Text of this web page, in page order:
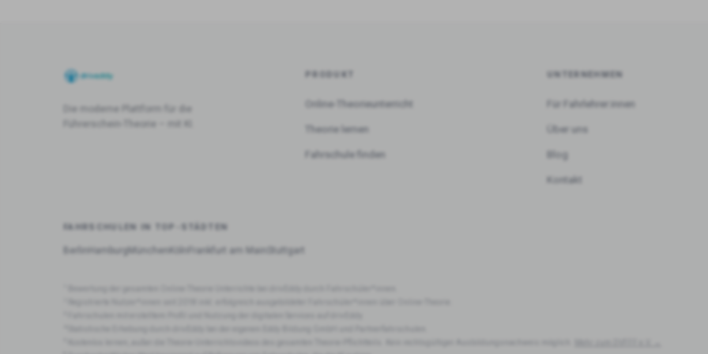
PRODUKT
Online-Theorieunterricht
Theorie lernen
Fahrschule finden
UNTERNEHMEN
Für Fahrlehrer:innen
Über uns
Blog
Kontakt
FAHRSCHULEN IN TOP-STÄDTEN
Berlin Hamburg München Frankfurt am Main Stuttgart